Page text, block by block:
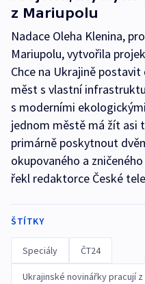
z Mariupolu
Nadace Oleha Klenina,
Mariupolu, vytvořila
Chce na Ukrajině
měst s vlastní
s moderními
jednom městě má žít asi
primárně poskytnout
okupovaného a
řekl redaktorce České
ŠTÍTKY
Speciály ČT24
Ukrajinské novinářky pracují